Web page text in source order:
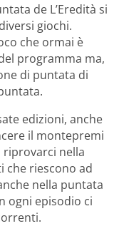
de L’Eredità si
giochi.
che ormai è
programma ma,
di puntata di
edizioni, anche
il montepremi
riprovarci nella
che riescono ad
nella puntata
ogni episodio ci